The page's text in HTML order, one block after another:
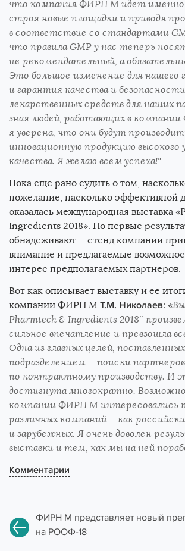
что компания ФИРН М идет именно
строя новые площадки и приводя
в соответствие со стандартами
что правила GMP у нас теперь
не рекомендательный, а
Это большое изменение для нашего
и гарантия качества и безопасности
лекарственных средств для наших
зная людей, работающих в
я уверена, что они будут
инновационную продукцию высокого
качества. Я желаю всем успеха!"
Пока еще рано судить о том,
пожелание, насколько эффективной
оказалась международная выставка
Ingredients 2018». Но первые
обнадеживают — стенд компании
внимание и предлагаемые
интерес предполагаемых партнеров.
Вот как описывает выставку и ее
компании ФИРН М Т.М. Николаев: «
Pharmtech & Ingredients 2018″
сильное впечатление и превзошла
Одна из главных целей,
подразделением — поиски партнеров
по контрактному производству. И
достигнута многократно.
компании ФИРН М интересовались
различных компаний — как
и зарубежных. Я очень доволен
выставки и тем, как мы на ней
Комментарии
ФИРН М представляет новый
на РООФ-18